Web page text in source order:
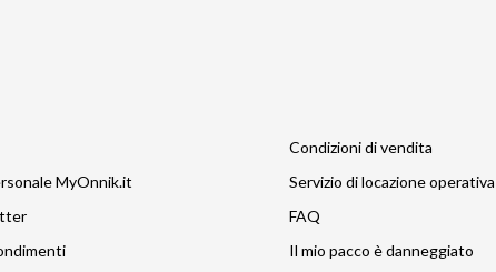
MyOnnik.it
Condizioni di vendita
Servizio di locazione operativa
FAQ
Il mio pacco è danneggiato